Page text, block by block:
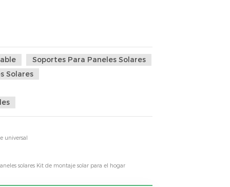
Soportes Para Paneles Solares
Solares
universal
solares Kit de montaje solar para el hogar